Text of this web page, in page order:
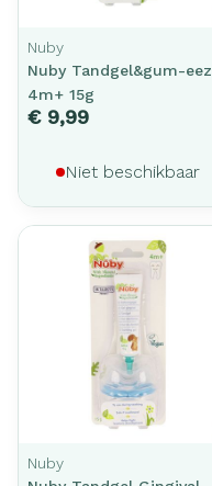
Nuby
Nuby Tandgel&gum-eez
4m+ 15g
€ 9,99
Niet beschikbaar
Nuby